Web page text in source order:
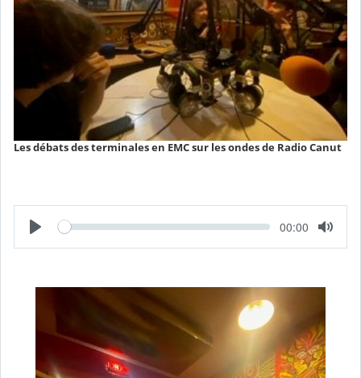
Les débats des terminales en EMC sur les ondes de Radio Canut
L
e
c
e
T
m
é
00:00